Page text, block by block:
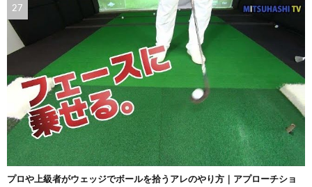
プロや上級者がウェッジでボールを拾うアレのやり方｜アプローチショ